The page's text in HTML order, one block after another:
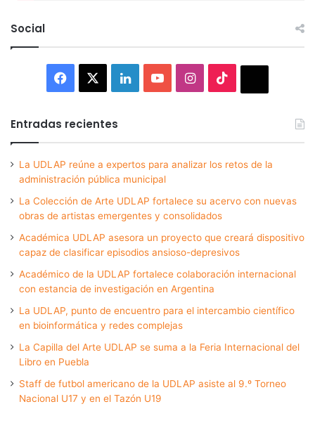
Social
Facebook LinkedInYouTubeInstagram
Entradas recientes
La UDLAP reúne a expertos para analizar los retos de la
administración pública municipal
La Colección de Arte UDLAP fortalece su acervo con nuevas
obras de artistas emergentes y consolidados
Académica UDLAP asesora un proyecto que creará dispositivo
capaz de clasificar episodios ansioso-depresivos
Académico de la UDLAP fortalece colaboración internacional
con estancia de investigación en Argentina
La UDLAP, punto de encuentro para el intercambio científico
en bioinformática y redes complejas
La Capilla del Arte UDLAP se suma a la Feria Internacional del
Libro en Puebla
Staff de futbol americano de la UDLAP asiste al 9.º Torneo
Nacional U17 y en el Tazón U19